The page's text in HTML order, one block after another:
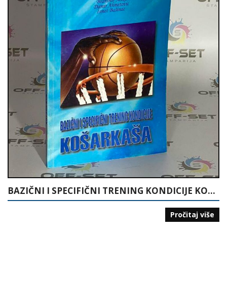
BAZIČNI I SPECIFIČNI TRENING KONDICIJE KOŠARKAŠA
Pročitaj više